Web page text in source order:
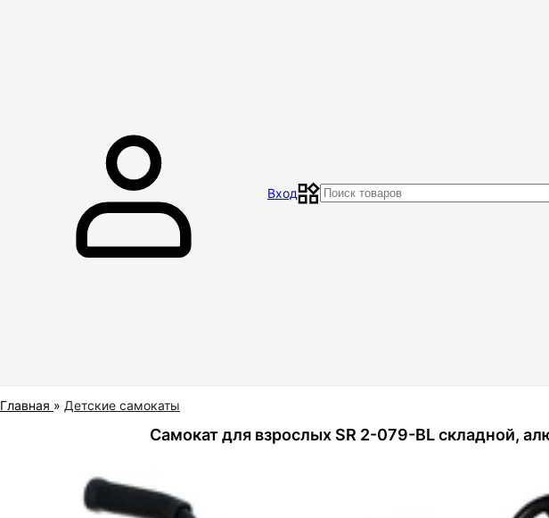
МагазинКонтакты ОтзывыДоставка и оплатаОбмен и возврат товара
Вход
Главная » Детские самокаты
Самокат для взрослых SR 2-079-BL складной,